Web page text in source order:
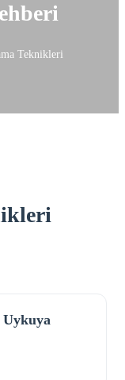
Teknikleri